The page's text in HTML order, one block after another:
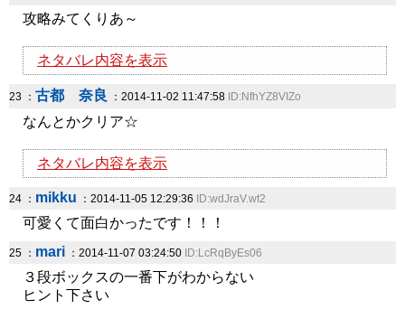
攻略みてくりあ～
ネタバレ内容を表示
23 ： 古都 奈良 ：2014-11-02 11:47:58 ID:NfhYZ8VIZo
なんとかクリア☆
ネタバレ内容を表示
24 ： mikku ：2014-11-05 12:29:36 ID:wdJraV.wt2
可愛くて面白かったです！！！
25 ： mari ：2014-11-07 03:24:50 ID:LcRqByEs06
３段ボックスの一番下がわからない
ヒント下さい